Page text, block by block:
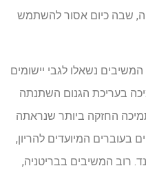
שבה כיום אסור להשתמש
נשאלו לגבי יישומים
בעריכת הגנום השתנתה
החזקה ביותר שנראתה
בעוברים המיועדים להריון,
באיטליה ל-55% בהולנד. רוב המשיבים בבריטניה,